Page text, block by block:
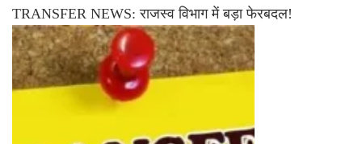
TRANSFER NEWS: राजस्व विभाग में बड़ा फेरबदल!